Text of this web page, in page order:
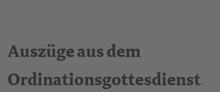
Auszüge aus dem
Ordinationsgottesdienst